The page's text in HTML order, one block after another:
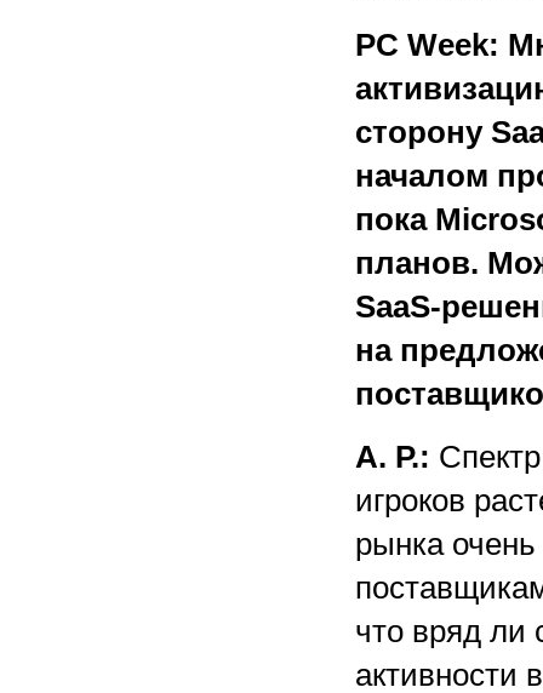
PC Week:
сторону
началом
пока
планов.
SaaS-
на
А. Р.:
игроков
рынка
что вряд ли
активности